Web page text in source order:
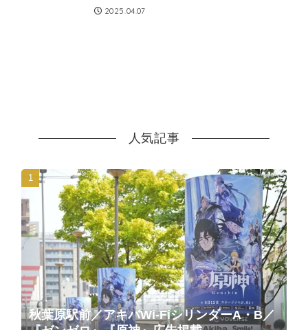
2025.04.07
人気記事
秋葉原駅前／アキバWi-FiシリンダーA・B／